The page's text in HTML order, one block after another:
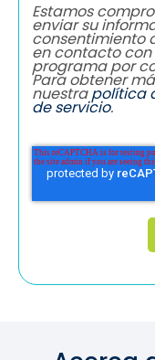
Estamos
enviar su
consentimiento
en contacto
programa por
Para obtener
nuestrapolítica
de servicio.